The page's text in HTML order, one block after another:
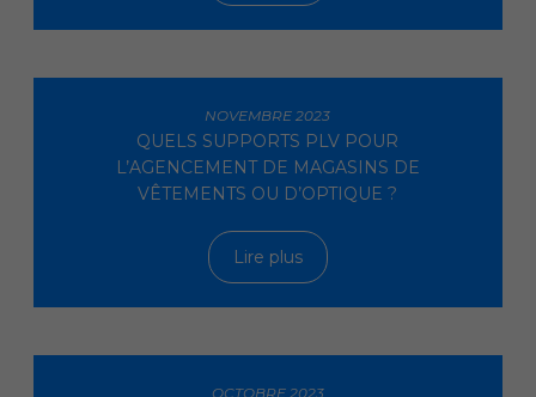
NOVEMBRE 2023
QUELS SUPPORTS PLV POUR
L’AGENCEMENT DE MAGASINS DE
VÊTEMENTS OU D’OPTIQUE ?
Lire plus
OCTOBRE 2023